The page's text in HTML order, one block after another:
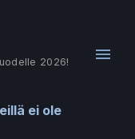
2026!
ei ole